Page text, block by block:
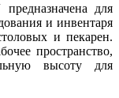
предназначена для
и инвентаря
и пекарен.
пространство,
высоту для